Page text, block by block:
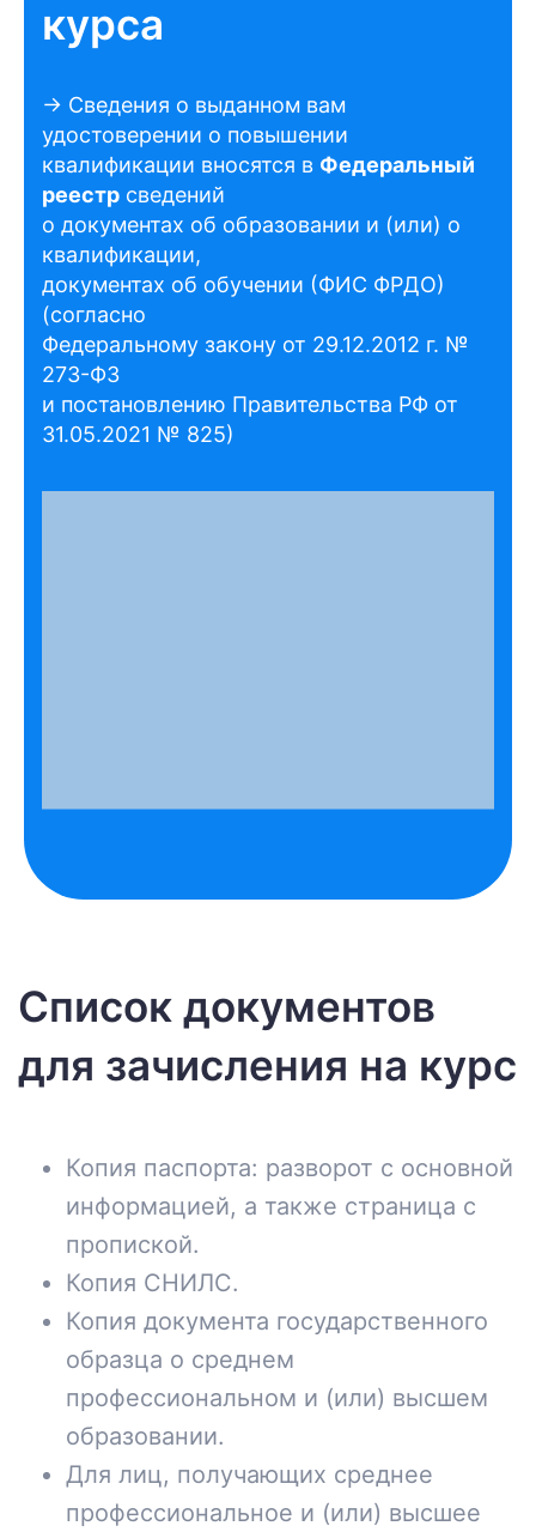
курса
→ Сведения о выданном вам
удостоверении о повышении
квалификации вносятся в Федеральный
реестр сведений
о документах об образовании и (или) о
квалификации,
документах об обучении (ФИС ФРДО)
(согласно
Федеральному закону от 29.12.2012 г. №
273-ФЗ
и постановлению Правительства РФ от
31.05.2021 № 825)
Список документов
для зачисления на курс
Копия паспорта: разворот с основной
информацией, а также страница с
пропиской.
Копия СНИЛС.
Копия документа государственного
образца о среднем
профессиональном и (или) высшем
образовании.
Для лиц, получающих среднее
профессиональное и (или) высшее